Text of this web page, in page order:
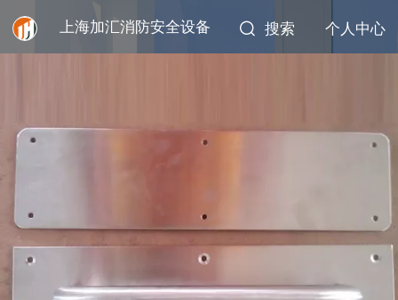
上海加汇消防安全设备 搜索 个人中心